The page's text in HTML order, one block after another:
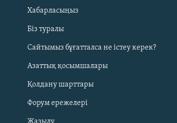
Русский
ЖАЗЫЛЫҢЫЗ
Хабарласыңыз
Біз туралы
Сайтымыз бұғатталса не істеу керек?
Азаттық қосымшалары
Қолдану шарттары
Форум ережелері